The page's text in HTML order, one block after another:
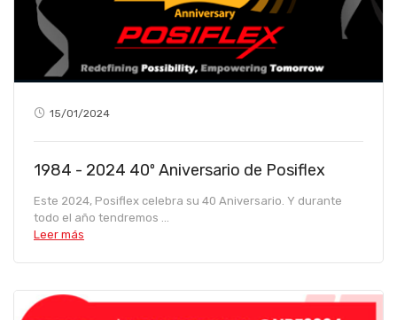
15/01/2024
1984 - 2024 40º Aniversario de Posiflex
Este 2024, Posiflex celebra su 40 Aniversario. Y durante
todo el año tendremos ...
Leer más